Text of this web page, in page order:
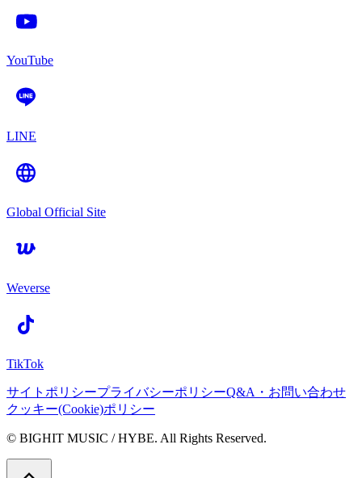
YouTube
LINE
Global Official Site
Weverse
TikTok
サイトポリシープライバシーポリシーQ&A・お問い合わせ
クッキー(Cookie)ポリシー
© BIGHIT MUSIC / HYBE. All Rights Reserved.